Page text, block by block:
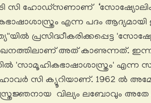
സി ഹോഡ്സണാണ്
എന്ന പദം
പ്രസിദ്ധീകരിക്കപ്പെട്ട
അത് കാണുന്നത്. ഇന്ന്
'സാമൂഹികഭാഷാശാസ്ത്രം' എന്ന
സി ക്യൂറിയാണ്. 1962 ൽ
വില്യം ലബോവും അതേ